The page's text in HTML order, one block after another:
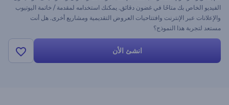
الفيديو الخاص بك متاحًا في غضون دقائق. يمكنك استخدامه لمقدمة / خاتمة اليوتيوب
والإعلانات عبر الإنترنت وافتتاحيات العروض التقديمية ومشاريع أخرى. هل أنت
مستعد لتجربة هذا النموذج؟
انشئ الأن